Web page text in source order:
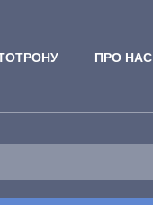
ПРО НАС